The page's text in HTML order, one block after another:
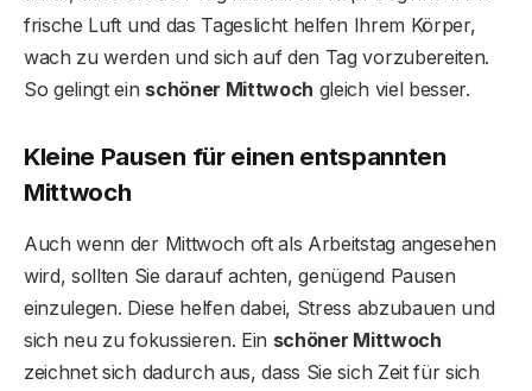
frische Luft und das Tageslicht helfen Ihrem Körper,
wach zu werden und sich auf den Tag vorzubereiten.
So gelingt ein schöner Mittwoch gleich viel besser.
Kleine Pausen für einen entspannten
Mittwoch
Auch wenn der Mittwoch oft als Arbeitstag angesehen
wird, sollten Sie darauf achten, genügend Pausen
einzulegen. Diese helfen dabei, Stress abzubauen und
sich neu zu fokussieren. Ein schöner Mittwoch
zeichnet sich dadurch aus, dass Sie sich Zeit für sich